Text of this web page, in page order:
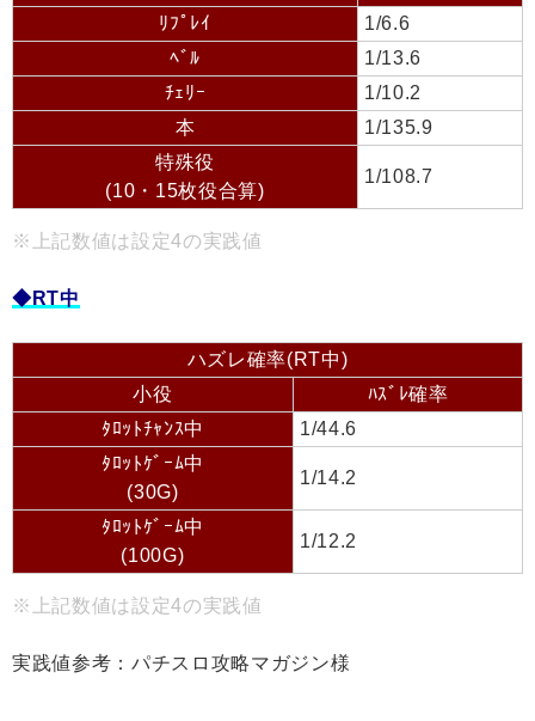
ﾘﾌﾟﾚｲ
1/6.6
ﾍﾞﾙ
1/13.6
ﾁｪﾘｰ
1/10.2
本
1/135.9
特殊役
(10・15枚役合算)
1/108.7
※上記数値は設定4の実践値
◆RT中
ハズレ確率(RT中)
小役
ﾊｽﾞﾚ確率
ﾀﾛｯﾄﾁｬﾝｽ中
1/44.6
ﾀﾛｯﾄｹﾞｰﾑ中
(30G)
1/14.2
ﾀﾛｯﾄｹﾞｰﾑ中
(100G)
1/12.2
※上記数値は設定4の実践値
実践値参考：パチスロ攻略マガジン様